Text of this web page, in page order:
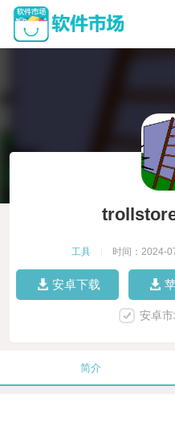
工具 时间：2024-
安卓下载
安卓
简介